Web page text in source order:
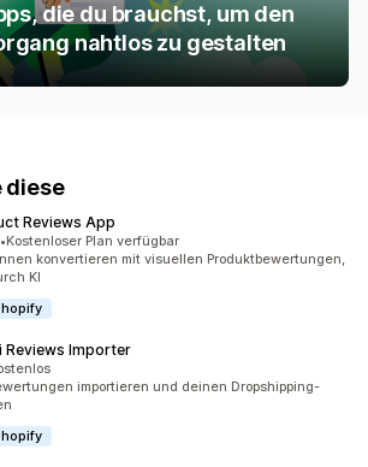
die du brauchst, um den
nahtlos zu gestalten
diese
Reviews App
insgesamt
•Kostenloser Plan verfügbar
konvertieren mit visuellen Produktbewertungen,
KI
Reviews Importer
insgesamt
importieren und deinen Dropshipping-